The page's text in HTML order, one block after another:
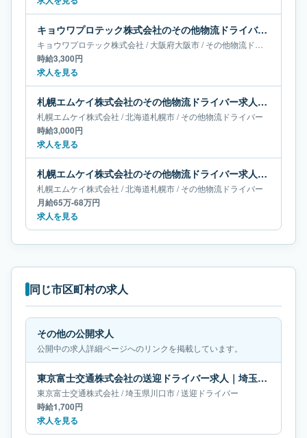
キョウワプロテック株式会社のその他物流ドライバー求人｜大阪府大阪市
キョウワプロテック株式会社 /大阪府大阪市/その他物流ドライバー
時給3,300円
求人を見る
札幌エムケイ株式会社のその他物流ドライバー求人｜北海道札幌市
札幌エムケイ株式会社 /北海道札幌市/その他物流ドライバー
時給3,000円
求人を見る
札幌エムケイ株式会社のその他物流ドライバー求人｜北海道札幌市｜月給65万-68万円
札幌エムケイ株式会社 /北海道札幌市/その他物流ドライバー
月給65万-68万円
求人を見る
同じ市区町村の求人
その他の公開求人
公開中の求人詳細ページへのリンクを掲載しています。
東京富士交通株式会社の送迎ドライバー求人｜埼玉県川口市
東京富士交通株式会社 /埼玉県川口市/送迎ドライバー
時給1,700円
求人を見る